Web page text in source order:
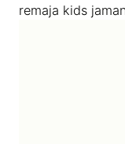
remaja kids